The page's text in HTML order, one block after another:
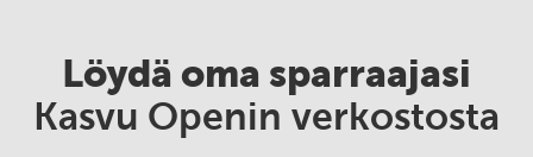
Löydä oma sparraajasi
Kasvu Openin verkostosta